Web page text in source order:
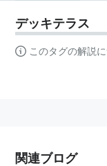
デッキテラス
このタグの解説
関連ブログ